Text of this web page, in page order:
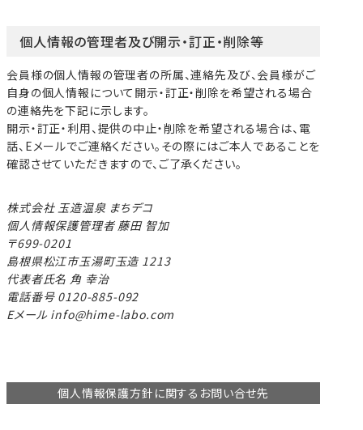
個人情報の管理者及び開示・訂正・削除等
会員様の個人情報の管理者の所属、連絡先及び、会員様がご
自身の個人情報について開示・訂正・削除を希望される場合
の連絡先を下記に示します。
開示・訂正・利用、提供の中止・削除を希望される場合は、電
話、Eメールでご連絡ください。その際にはご本人であることを
確認させていただきますので、ご了承ください。
株式会社 玉造温泉 まちデコ
個人情報保護管理者 藤田 智加
699-0201
島根県松江市玉湯町玉造 1213
代表者氏名 角 幸治
電話番号 0120-885-092
Eメール info@hime-labo.com
個人情報保護方針に関するお問い合せ先